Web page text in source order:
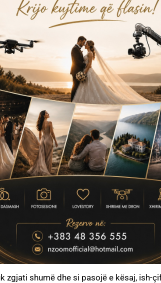
zgjati shumë dhe si pasojë e kësaj, ish-